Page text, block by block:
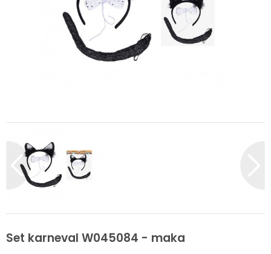
Set karneval W045084 - maka